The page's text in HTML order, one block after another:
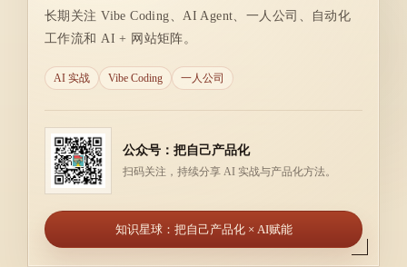
长期关注 Vibe Coding、AI Agent、一人公司、自动化
工作流和 AI + 网站矩阵。
AI 实战 Vibe Coding 一人公司
公众号：把自己产品化
扫码关注，持续分享 AI 实战与产品化方法。
知识星球：把自己产品化 × AI赋能